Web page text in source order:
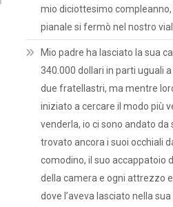
mio diciottesimo
pianale si fermò nel nostro
Mio padre ha lasciato la sua
340.000 dollari in parti uguali
due fratellastri, ma mentre
iniziato a cercare il modo più
venderla, io ci sono andato da
trovato ancora i suoi occhiali
comodino, il suo accappatoio
della camera e ogni attrezzo
dove l’aveva lasciato nella